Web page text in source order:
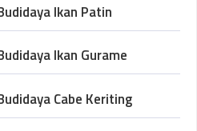
Ikan Patin
Ikan Gurame
Cabe Keriting